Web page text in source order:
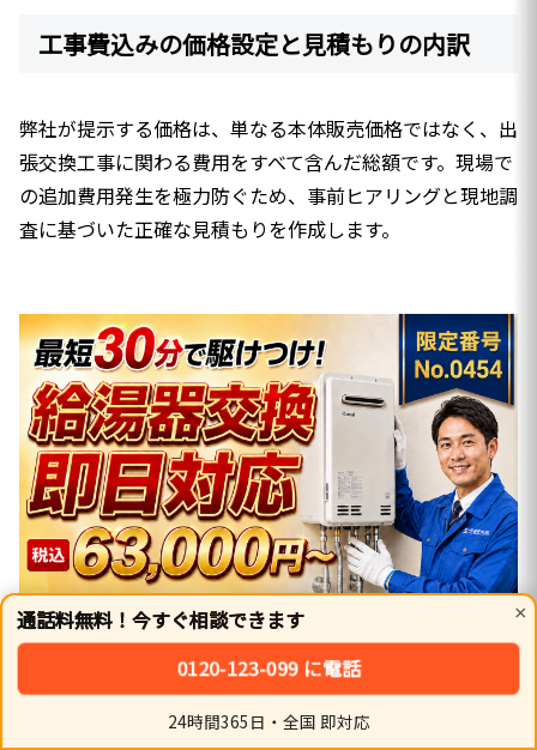
×
通話料無料！今すぐ相談できます
0120-123-099 に電話
24時間365日・全国 即対応
工事費込みの価格設定と見積もりの内訳
弊社が提示する価格は、単なる本体販売価格ではなく、出
張交換工事に関わる費用をすべて含んだ総額です。現場で
の追加費用発生を極力防ぐため、事前ヒアリングと現地調
査に基づいた正確な見積もりを作成します。
タップで0120-123-099に発信できます。
基本工事費と本体・部材・処分費の構成
シェア トップ